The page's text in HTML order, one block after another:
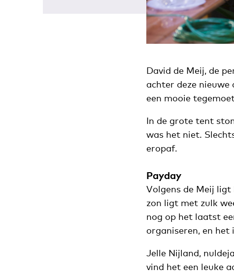
David de Meij, de
achter deze nieuwe
een mooie
In de grote tent
was het niet.
eropaf.
Payday
Volgens de Meij ligt
zon ligt met zulk
nog op het laatst
organiseren, en het
Jelle Nijland,
vind het een leuke